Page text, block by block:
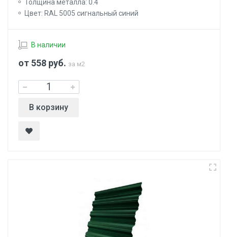
Толщина металла: 0.4
Цвет: RAL 5005 сигнальный синий
В наличии
от 558 руб. за м2
В корзину